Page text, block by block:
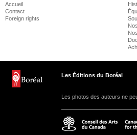
Accueil
Contact
Foreign rights
Les Éditions du Boréal
Les photos des auteurs ne